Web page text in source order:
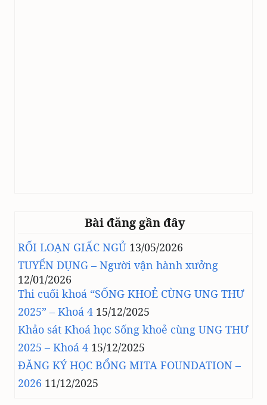
Bài đăng gần đây
RỐI LOẠN GIẤC NGỦ 13/05/2026
TUYỂN DỤNG – Người vận hành xưởng
12/01/2026
Thi cuối khoá “SỐNG KHOẺ CÙNG UNG THƯ
2025” – Khoá 4 15/12/2025
Khảo sát Khoá học Sống khoẻ cùng UNG THƯ
2025 – Khoá 4 15/12/2025
ĐĂNG KÝ HỌC BỔNG MITA FOUNDATION –
2026 11/12/2025